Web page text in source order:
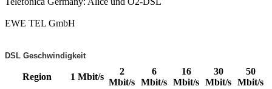
EWE TEL GmbH
DSL Geschwindigkeit
Region 1 Mbit/s
2
Mbit/s
6
Mbit/s
16
Mbit/s
30
Mbit/s
50
Mbit/s